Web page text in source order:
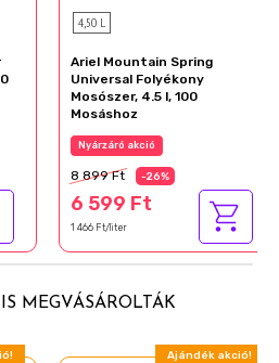
4,50 L
Ariel Mountain Spring
Universal Folyékony
Mosószer, 4.5 l, 100
Mosáshoz
Nyárzáró akció
8 899 Ft -26%
6 599 Ft
1 466 Ft/liter
MEGVÁSÁROLTÁK
Ajándék akció!